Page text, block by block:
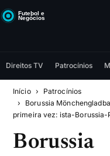
Direitos TV Patrocínios
Início
Patrocínios
Borussia
primeira vez: ista-
Borussia